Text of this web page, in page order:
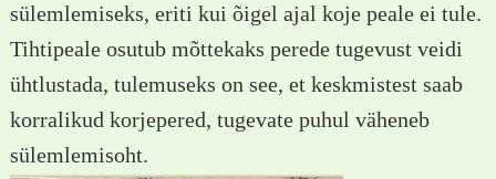
sülemlemiseks, eriti kui õigel ajal koje peale ei tule.
Tihtipeale osutub mõttekaks perede tugevust veidi
ühtlustada, tulemuseks on see, et keskmistest saab
korralikud korjepered, tugevate puhul väheneb
sülemlemisoht.